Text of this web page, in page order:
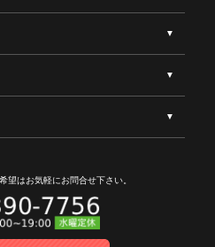
望はお気軽にお問合せ下さい。